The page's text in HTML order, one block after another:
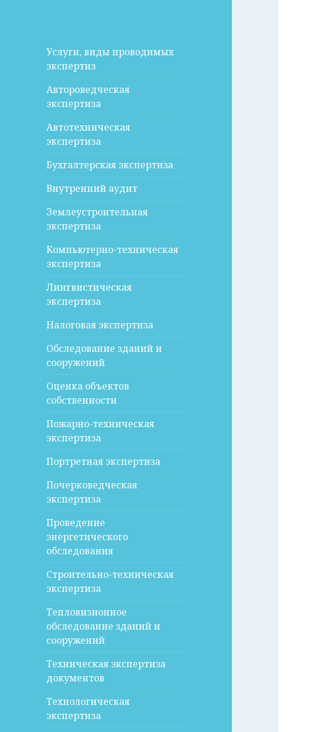
Услуги, виды проводимых
экспертиз
Автороведческая
экспертиза
Автотехническая
экспертиза
Бухгалтерская экспертиза
Внутренний аудит
Землеустроительная
экспертиза
Компьютерно-техническая
экспертиза
Лингвистическая
экспертиза
Налоговая экспертиза
Обследование зданий и
сооружений
Оценка объектов
собственности
Пожарно-техническая
экспертиза
Портретная экспертиза
Почерковедческая
экспертиза
Проведение
энергетического
обследования
Строительно-техническая
экспертиза
Тепловизионное
обследование зданий и
сооружений
Техническая экспертиза
документов
Технологическая
экспертиза